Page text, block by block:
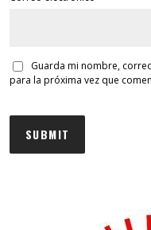
Guarda mi nombre,
para la próxima vez que